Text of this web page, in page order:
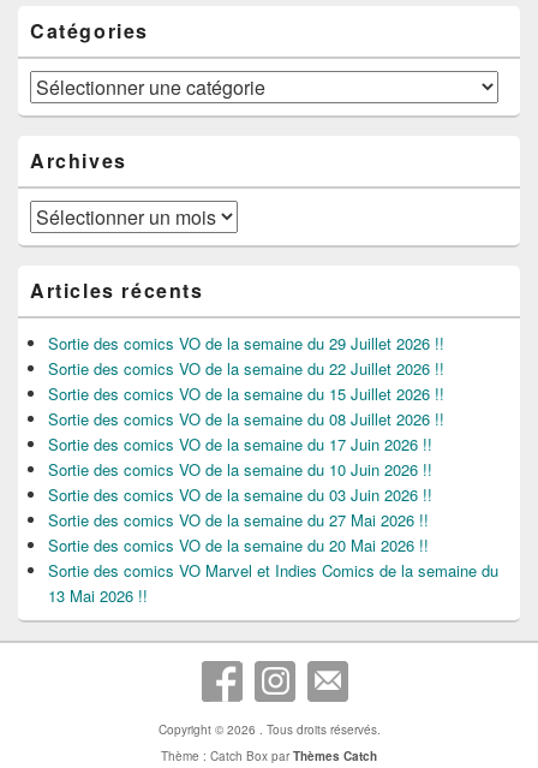
Catégories
Catégories
Archives
Archives
Articles récents
Sortie des comics VO de la semaine du 29 Juillet 2026 !!
Sortie des comics VO de la semaine du 22 Juillet 2026 !!
Sortie des comics VO de la semaine du 15 Juillet 2026 !!
Sortie des comics VO de la semaine du 08 Juillet 2026 !!
Sortie des comics VO de la semaine du 17 Juin 2026 !!
Sortie des comics VO de la semaine du 10 Juin 2026 !!
Sortie des comics VO de la semaine du 03 Juin 2026 !!
Sortie des comics VO de la semaine du 27 Mai 2026 !!
Sortie des comics VO de la semaine du 20 Mai 2026 !!
Sortie des comics VO Marvel et Indies Comics de la semaine du
13 Mai 2026 !!
Copyright © 2026 . Tous droits réservés.
Thème : Catch Box parThèmes Catch